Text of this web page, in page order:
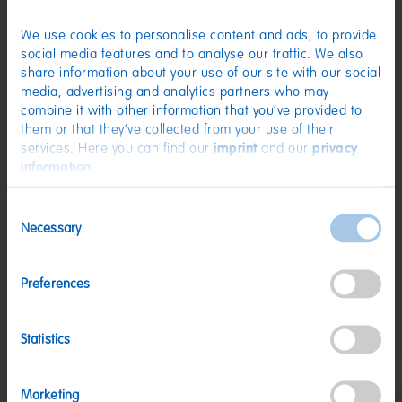
We use cookies to personalise content and ads, to provide
social media features and to analyse our traffic. We also
share information about your use of our site with our social
media, advertising and analytics partners who may
combine it with other information that you’ve provided to
them or that they’ve collected from your use of their
services. Here you can find our imprintand our privacy
information
Selection
Necessary
Preferences
Statistics
Marketing
Nährwerte
Nährwerte pro 100 g
Energie: 1726 kJ/409 kcal
Fett: 7,8 g
davon gesättigte Fettsäuren:
davon Zucker:
Salz:
Hersteller: